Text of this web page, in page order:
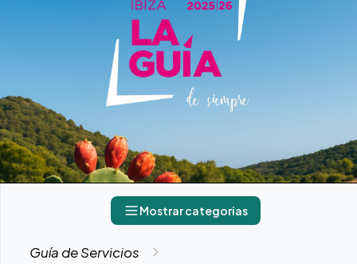
Mostrar categorias
Guía de Servicios